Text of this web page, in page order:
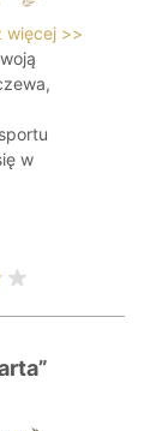
więcej >>
w